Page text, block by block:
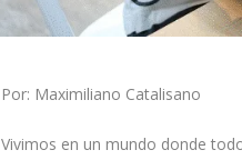
Por: Maximiliano Catalisano
Vivimos en un mundo donde